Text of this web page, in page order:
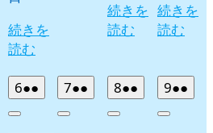
続きを
読む
続きを
読む
続きを
読む
62026
年
●●
件
Close
72026
年
●●
件
Close
82026
年
●●
件
Close
92026
年
●●
件
Close